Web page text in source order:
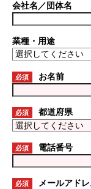
会社名／団体名
業種・用途
必須 お名前
必須 都道府県
必須 電話番号
必須 メールアド